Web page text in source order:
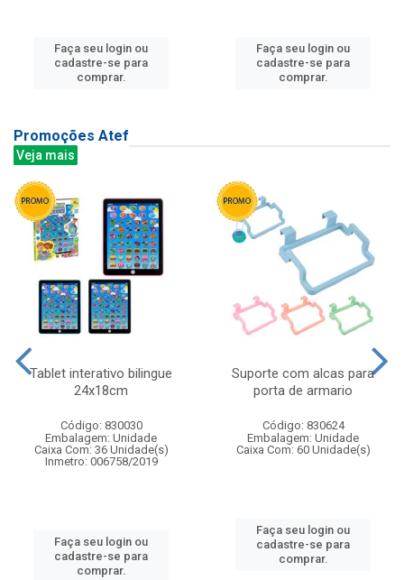
Faça seu login ou
cadastre-se para
comprar.
Faça seu login ou
cadastre-se para
comprar.
Promoções Atef
Veja mais
Tablet interativo bilingue
24x18cm
Código: 830030
Embalagem: Unidade
Caixa Com: 36 Unidade(s)
Inmetro: 006758/2019
Faça seu login ou
cadastre-se para
comprar.
Suporte com alcas para
porta de armario
Código: 830624
Embalagem: Unidade
Caixa Com: 60 Unidade(s)
Faça seu login ou
cadastre-se para
comprar.